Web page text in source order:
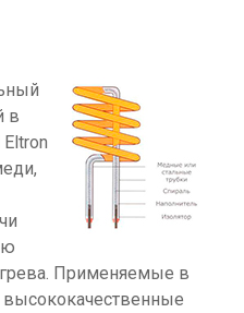
в
Применяемые в
высококачественные